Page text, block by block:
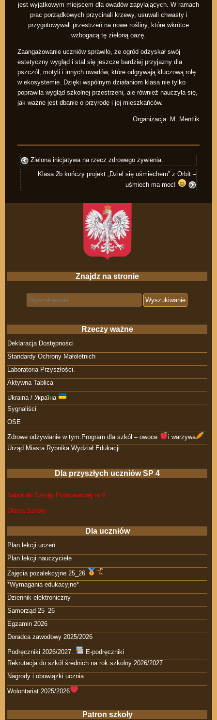
jest wyjątkowym miejscem dla owadów zapylających. W ramach
prac porządkowych przycinali krzewy, usuwali chwasty i
przygotowywali przestrzeń na nowe rośliny, które wkrótce
wzbogacą tę zieloną oazę.
Zaangażowanie uczniów sprawiło, że ogród odzyskał swój
estetyczny wygląd i stał się jeszcze bardziej przyjazny dla
pszczół, motyli i innych owadów, które odgrywają kluczową rolę
w ekosystemie. Dzięki wspólnym działaniom klasa nie tylko
poprawiła wygląd szkolnej przestrzeni, ale również nauczyła się,
jak ważne jest dbanie o przyrodę i jej mieszkańców.
Organizacja: M. Mentlik
Zielona inicjatywa na rzecz zdrowego żywienia.
Klasa 2b kończy projekt „Dziel się uśmiechem” z Orbit –
uśmiech ma moc!
Znajdz na stronie
Search for:
Rzeczy ważne
Deklaracja Dostępności
Standardy Ochrony Małoletnich
Laboratoria Przyszłości.
Aktywna Tablica
Ukraina / Україна
Sygnaliści
OSE
Zdrowe odżywianie w tym:Program dla szkół – owoce
i warzywa
Urząd Miasta Rybnika Wydział Edukacji
Dla przyszłych uczniów SP 4
Nabór do Szkoły Podstawowej nr 4
Oferta Szkoły
Dla uczniów
Plan lekcji uczeń
Plan lekcji nauczyciele
Zajęcia pozalekcyjne 25_26
*Wymagania edukacyjne*
Dziennik elektroniczny
Samorząd 25_26
Egzamin 2026
Doradca zawodowy 2025/2026
Podręczniki 2026/2027.
E-podręczniki
Rekrutacja do szkół średnich na rok szkolny 2026/2027
Nagrody i obowiązki ucznia
Wolontariat 2025/2026
Patron szkoły